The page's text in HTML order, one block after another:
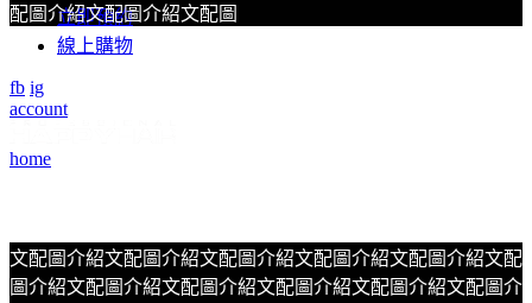
立即預約
線上購物
fb ig
account
home
配圖介紹文配圖介紹文配圖
文配圖介紹文配圖介紹文配圖介紹文配圖介紹文配圖介紹文配
圖介紹文配圖介紹文配圖介紹文配圖介紹文配圖介紹文配圖介